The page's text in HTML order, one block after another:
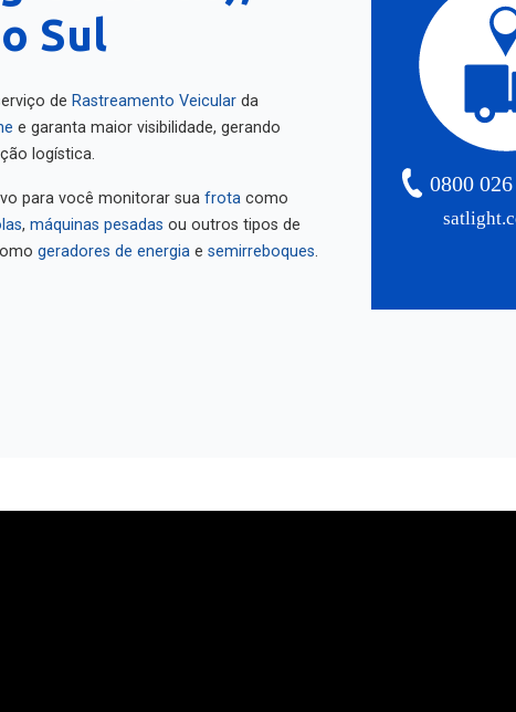
Sul
de Rastreamento Veicular
da
e garanta maior visibilidade, gerando
logística.
para você monitorar sua frota
máquinas pesadas
ou outros tipos de
geradores de energia semirreboques
0800